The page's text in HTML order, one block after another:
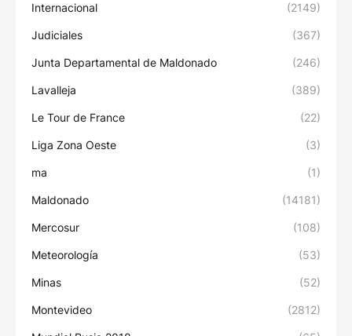
Internacional (2149)
Judiciales (367)
Junta Departamental de Maldonado (246)
Lavalleja (389)
Le Tour de France (22)
Liga Zona Oeste (3)
ma (1)
Maldonado (14181)
Mercosur (108)
Meteorología (53)
Minas (52)
Montevideo (2812)